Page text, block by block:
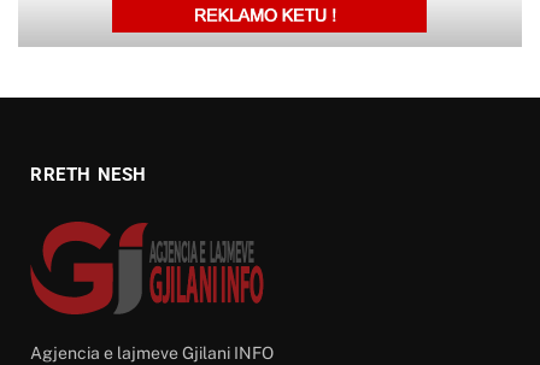
RRETH NESH
Agjencia e lajmeve Gjilani INFO